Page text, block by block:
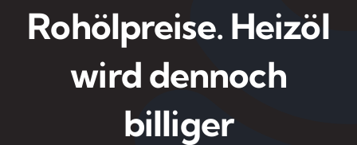
Rohölpreise. Heizöl
wird dennoch
billiger